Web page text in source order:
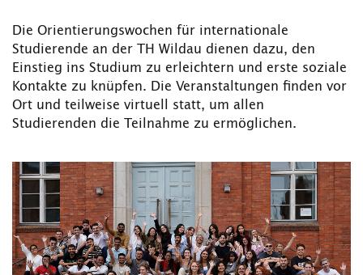
Die Orientierungswochen für internationale
Studierende an der TH Wildau dienen dazu, den
Einstieg ins Studium zu erleichtern und erste soziale
Kontakte zu knüpfen. Die Veranstaltungen finden vor
Ort und teilweise virtuell statt, um allen
Studierenden die Teilnahme zu ermöglichen.